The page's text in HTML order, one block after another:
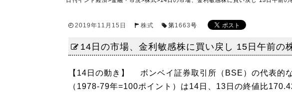
2019年11月15日 株式 第1663号
14日の市場、金利敏感株に買い戻し 15日午前の
【14日の動き】 ボンベイ証券取引所（BSE）の代表的
（1978-79年=100ポイント）は14日、13日の終値比